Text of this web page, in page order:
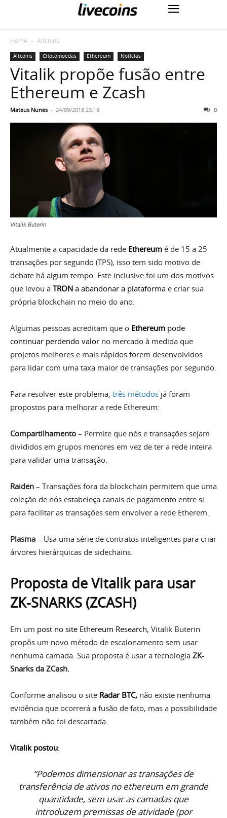
Home Altcoins
Altcoins Criptomoedas Ethereum Notícias
Vitalik propõe fusão entre
Ethereum e Zcash
Mateus Nunes - 24/09/2018 23:19 0
Vitalik Buterin
Atualmente a capacidade da rede Ethereum é de 15 a 25
transações por segundo (TPS), isso tem sido motivo de
debate há algum tempo. Este inclusive foi um dos motivos
que levou a TRON a abandonar a plataforma e criar sua
própria blockchain no meio do ano.
Algumas pessoas acreditam que o Ethereum pode
continuar perdendo valor no mercado à medida que
projetos melhores e mais rápidos forem desenvolvidos
para lidar com uma taxa maior de transações por segundo.
Para resolver este problema, três métodos já foram
propostos para melhorar a rede Ethereum:
Compartilhamento – Permite que nós e transações sejam
divididos em grupos menores em vez de ter a rede inteira
para validar uma transação.
Raiden – Transações fora da blockchain permitem que uma
coleção de nós estabeleça canais de pagamento entre si
para facilitar as transações sem envolver a rede Etherem.
Plasma – Usa uma série de contratos inteligentes para criar
árvores hierárquicas de sidechains.
Proposta de VItalik para usar
ZK-SNARKS (ZCASH)
Em um post no site Ethereum Research, Vitalik Buterin
propôs um novo método de escalonamento sem usar
nenhuma camada. Sua proposta é usar a tecnologia ZK-
Snarks da ZCash.
Conforme analisou o site Radar BTC, não existe nenhuma
evidência que ocorrerá a fusão de fato, mas a possibilidade
também não foi descartada..
Vitalik postou:
“Podemos dimensionar as transações de
transferência de ativos no ethereum em grande
quantidade, sem usar as camadas que
introduzem premissas de atividade (por